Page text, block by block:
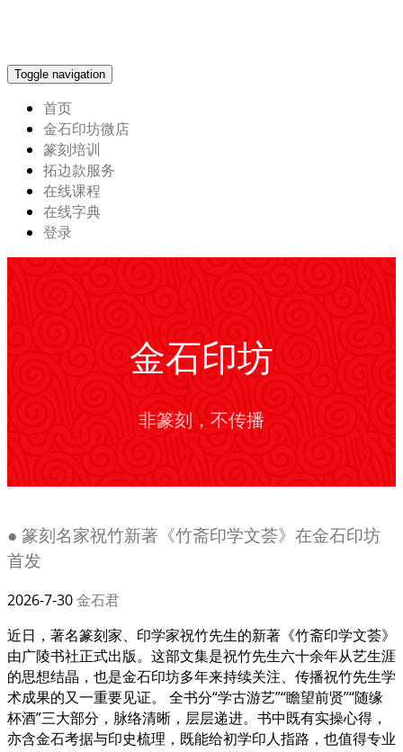
Toggle navigation
首页
金石印坊微店
篆刻培训
拓边款服务
在线课程
在线字典
登录
金石印坊
非篆刻，不传播
● 篆刻名家祝竹新著《竹斋印学文荟》在金石印坊
首发
2026-7-30金石君
近日，著名篆刻家、印学家祝竹先生的新著《竹斋印学文荟》
由广陵书社正式出版。这部文集是祝竹先生六十余年从艺生涯
的思想结晶，也是金石印坊多年来持续关注、传播祝竹先生学
术成果的又一重要见证。 全书分“学古游艺”“瞻望前贤”“随缘
杯酒”三大部分，脉络清晰，层层递进。书中既有实操心得，
亦含金石考据与印史梳理，既能给初学印人指路，也值得专业